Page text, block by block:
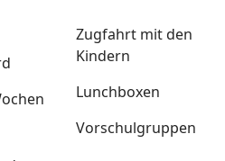
Zugfahrt mit den
Kindern
Lunchboxen
Vorschulgruppen